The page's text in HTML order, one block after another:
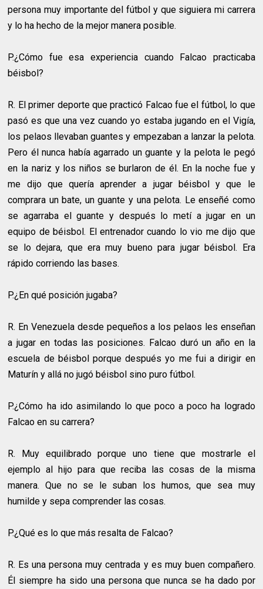
persona muy importante del fútbol y que siguiera mi carrera
y lo ha hecho de la mejor manera posible.
P.¿Cómo fue esa experiencia cuando Falcao practicaba
béisbol?
R. El primer deporte que practicó Falcao fue el fútbol, lo que
pasó es que una vez cuando yo estaba jugando en el Vigía,
los pelaos llevaban guantes y empezaban a lanzar la pelota.
Pero él nunca había agarrado un guante y la pelota le pegó
en la nariz y los niños se burlaron de él. En la noche fue y
me dijo que quería aprender a jugar béisbol y que le
comprara un bate, un guante y una pelota. Le enseñé como
se agarraba el guante y después lo metí a jugar en un
equipo de béisbol. El entrenador cuando lo vio me dijo que
se lo dejara, que era muy bueno para jugar béisbol. Era
rápido corriendo las bases.
P.¿En qué posición jugaba?
R. En Venezuela desde pequeños a los pelaos les enseñan
a jugar en todas las posiciones. Falcao duró un año en la
escuela de béisbol porque después yo me fui a dirigir en
Maturín y allá no jugó béisbol sino puro fútbol.
P.¿Cómo ha ido asimilando lo que poco a poco ha logrado
Falcao en su carrera?
R. Muy equilibrado porque uno tiene que mostrarle el
ejemplo al hijo para que reciba las cosas de la misma
manera. Que no se le suban los humos, que sea muy
humilde y sepa comprender las cosas.
P.¿Qué es lo que más resalta de Falcao?
R. Es una persona muy centrada y es muy buen compañero.
Él siempre ha sido una persona que nunca se ha dado por